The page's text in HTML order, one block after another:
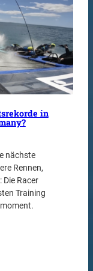
in
nächste
Rennen,
Die Racer
Training